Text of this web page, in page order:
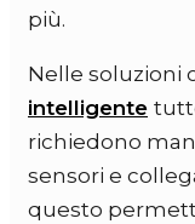
più.
Nelle soluzioni
intelligente
richiedono
sensori e
questo